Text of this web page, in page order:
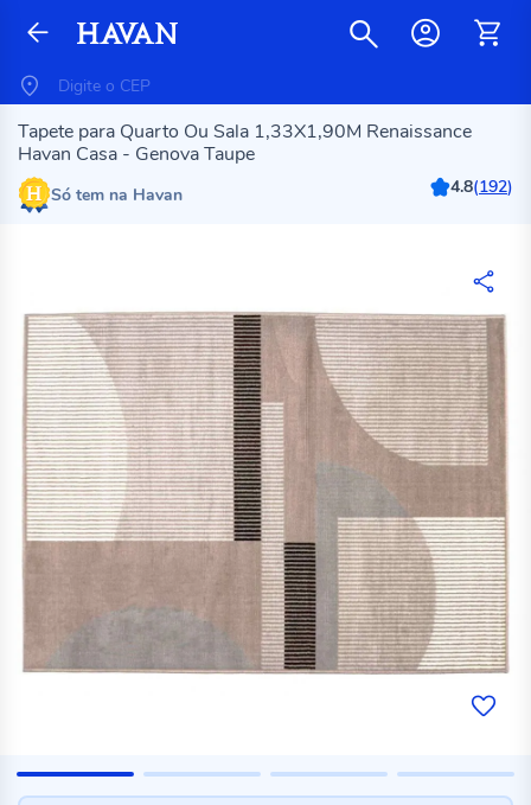
Tapete para Quarto Ou Sala 1,33X1,90M Renaissance
Havan Casa - Genova Taupe
Só tem na Havan 4.8(192)